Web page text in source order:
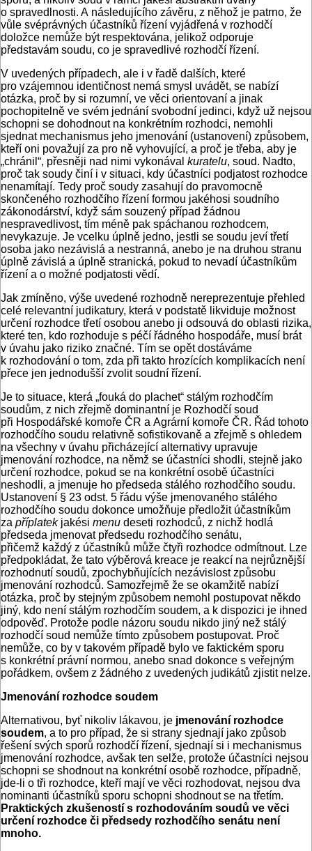
o spravedlnosti. A následujícího závěru, z něhož je patrno, že
vůle svéprávných účastníků řízení vyjádřená v rozhodčí
doložce nemůže být respektována, jelikož odporuje
představám soudu, co je spravedlivé rozhodčí řízení.
V uvedených případech, ale i v řadě dalších, které
pro vzájemnou identičnost nemá smysl uvádět, se nabízí
otázka, proč by si rozumní, ve věci orientovaní a jinak
pochopitelně ve svém jednání svobodní jedinci, když už nejsou
schopni se dohodnout na konkrétním rozhodci, nemohli
sjednat mechanismus jeho jmenování (ustanovení) způsobem,
kteří oni považují za pro ně vyhovující, a proč je třeba, aby je
„chránil“, přesněji nad nimi vykonával kuratelu, soud. Nadto,
proč tak soudy činí i v situaci, kdy účastníci podjatost rozhodce
nenamítají. Tedy proč soudy zasahují do pravomocně
skončeného rozhodčího řízení formou jakéhosi soudního
zákonodárství, když sám souzený případ žádnou
nespravedlivost, tím méně pak spáchanou rozhodcem,
nevykazuje. Je vcelku úplně jedno, jestli se soudu jeví třetí
osoba jako nezávislá a nestranná, anebo je na druhou stranu
úplně závislá a úplně stranická, pokud to nevadí účastníkům
řízení a o možné podjatosti vědí.
Jak zmíněno, výše uvedené rozhodně nereprezentuje přehled
celé relevantní judikatury, která v podstatě likviduje možnost
určení rozhodce třetí osobou anebo ji odsouvá do oblasti rizika,
které ten, kdo rozhoduje s péčí řádného hospodáře, musí brát
v úvahu jako riziko značné. Tím se opět dostáváme
k rozhodování o tom, zda při takto hrozících komplikacích není
přece jen jednodušší zvolit soudní řízení.
Je to situace, která „fouká do plachet“ stálým rozhodčím
soudům, z nich zřejmě dominantní je Rozhodčí soud
při Hospodářské komoře ČR a Agrární komoře ČR. Řád tohoto
rozhodčího soudu relativně sofistikovaně a zřejmě s ohledem
na všechny v úvahu přicházející alternativy upravuje
jmenování rozhodce, na němž se účastníci shodli, stejně jako
určení rozhodce, pokud se na konkrétní osobě účastníci
neshodli, a jmenuje ho předseda stálého rozhodčího soudu.
Ustanovení § 23 odst. 5 řádu výše jmenovaného stálého
rozhodčího soudu dokonce umožňuje předložit účastníkům
za příplatekjakési menu deseti rozhodců, z nichž hodlá
předseda jmenovat předsedu rozhodčího senátu,
přičemž každý z účastníků může čtyři rozhodce odmítnout. Lze
předpokládat, že tato výběrová kreace je reakcí na nejrůznější
rozhodnutí soudů, zpochybňujících nezávislost způsobu
jmenování rozhodců. Samozřejmě že se okamžitě nabízí
otázka, proč by stejným způsobem nemohl postupovat někdo
jiný, kdo není stálým rozhodčím soudem, a k dispozici je ihned
odpověď. Protože podle názoru soudu nikdo jiný než stálý
rozhodčí soud nemůže tímto způsobem postupovat. Proč
nemůže, co by v takovém případě bylo ve faktickém sporu
s konkrétní právní normou, anebo snad dokonce s veřejným
pořádkem, ovšem z žádného z uvedených judikátů zjistit nelze.
Jmenování rozhodce soudem
Alternativou, byť nikoliv lákavou, je jmenování rozhodce
soudem, a to pro případ, že si strany sjednají jako způsob
řešení svých sporů rozhodčí řízení, sjednají si i mechanismus
jmenování rozhodce, avšak ten selže, protože účastníci nejsou
schopni se shodnout na konkrétní osobě rozhodce, případně,
jde-li o tři rozhodce, kteří mají ve věci rozhodovat, nejsou dva
nominanti účastníků sporu schopni shodnout se na třetím.
Praktických zkušeností s rozhodováním soudů ve věci
určení rozhodce či předsedy rozhodčího senátu není
mnoho.